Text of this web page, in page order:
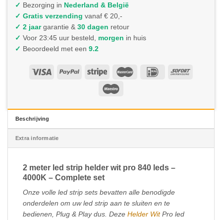
✓ Bezorging in Nederland & België
✓ Gratis verzending vanaf € 20,-
✓ 2 jaargarantie & 30 dagen retour
✓ Voor 23:45 uur besteld, morgen in huis
✓ Beoordeeld met een 9.2
Beschrijving
Extra informatie
2 meter led strip helder wit pro 840 leds –
4000K – Complete set
Onze volle led strip sets bevatten alle benodigde
onderdelen om uw led strip aan te sluiten en te
bedienen, Plug & Play dus. Deze Helder WitPro led